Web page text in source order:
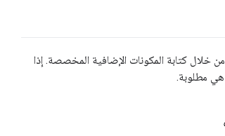
هذا الموضوع مخصّص للمطوّرين الذين يريدون توسيع ميزات Edge Microgateway من خلال كتابة المكونات الإضافية المخصصة. إذا